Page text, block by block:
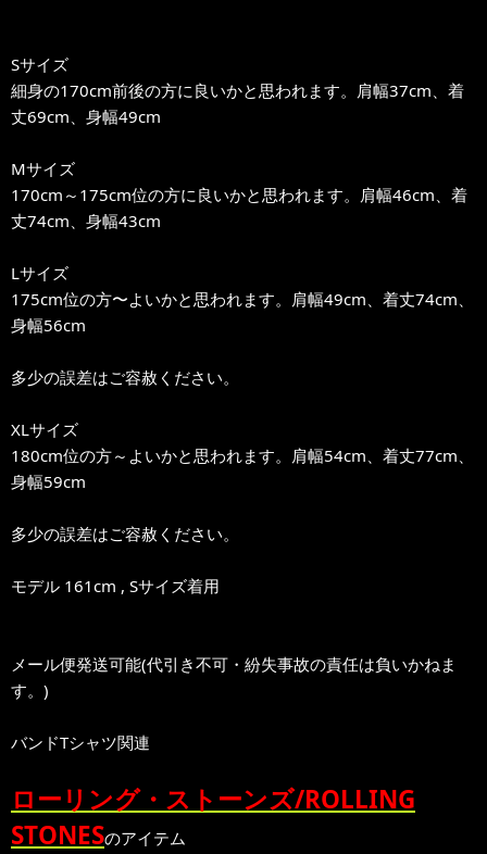
Sサイズ
細身の170cm前後の方に良いかと思われます。肩幅37cm、着
丈69cm、身幅49cm
Mサイズ
170cm～175cm位の方に良いかと思われます。肩幅46cm、着
丈74cm、身幅43cm
Lサイズ
175cm位の方〜よいかと思われます。肩幅49cm、着丈74cm、
身幅56cm
多少の誤差はご容赦ください。
XLサイズ
180cm位の方～よいかと思われます。肩幅54cm、着丈77cm、
身幅59cm
多少の誤差はご容赦ください。
モデル 161cm , Sサイズ着用
メール便発送可能(代引き不可・紛失事故の責任は負いかねま
す。)
バンドTシャツ関連
ローリング・ストーンズ/ROLLING
STONESのアイテム